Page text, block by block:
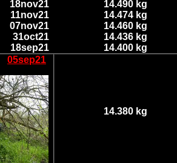
18nov21
14.490 kg
11nov21
14.474 kg
07nov21
14.460 kg
31oct21
14.436 kg
18sep21
14.400 kg
05sep21
14.380 kg